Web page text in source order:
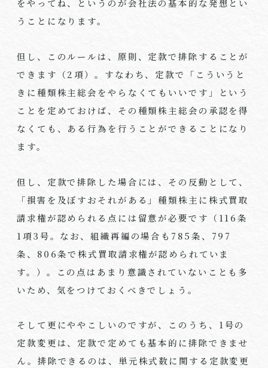
をやってね、というのが会社法の基本的な発想とい
うことになります。
但し、このルールは、原則、定款で排除することが
できます（2 項）。すなわち、定款で「こういうと
きに種類株主総会をやらなくてもいいです」という
ことを定めておけば、その種類株主総会の承認を得
なくても、ある行為を行うことができることになり
ます。
但し、定款で排除した場合には、その反動として、
「損害を及ぼすおそれがある」種類株主に株式買取
請求権が認められる点には留意が必要です（ 116条
1 項3号。なお、組織再編の場合も 785条、 797
条、 806条で株式買取請求権が認められていま
す。）。この点はあまり意識されていないことも多
いため、気をつけておくべきでしょう。
そして更にややこしいのですが、このうち、 1号の
定款変更は、定款で定めても基本的に排除できませ
ん。排除できるのは、単元株式数に関する定款変更